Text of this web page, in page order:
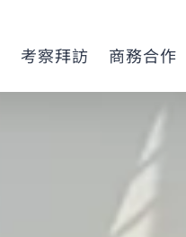
考察拜訪 商務合作